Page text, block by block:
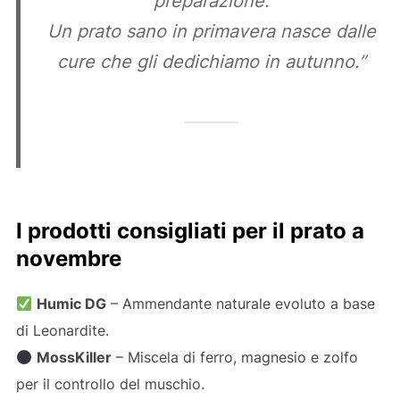
Un prato sano in primavera nasce dalle
cure che gli dedichiamo in autunno.”
I prodotti consigliati per il prato a
novembre
Humic DG – Ammendante naturale evoluto a base
di Leonardite.
MossKiller – Miscela di ferro, magnesio e zolfo
per il controllo del muschio.